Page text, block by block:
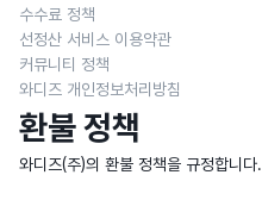
수수료 정책
선정산 서비스 이용약관
커뮤니티 정책
와디즈 개인정보처리방침
환불 정책
와디즈(주)의 환불 정책을 규정합니다.